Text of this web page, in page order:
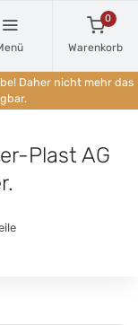
0
Warenkorb
Daher nicht mehr das
Plast AG